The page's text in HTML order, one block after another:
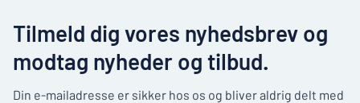
Tilmeld dig vores nyhedsbrev og
modtag nyheder og tilbud.
Din e-mailadresse er sikker hos os og bliver aldrig delt med